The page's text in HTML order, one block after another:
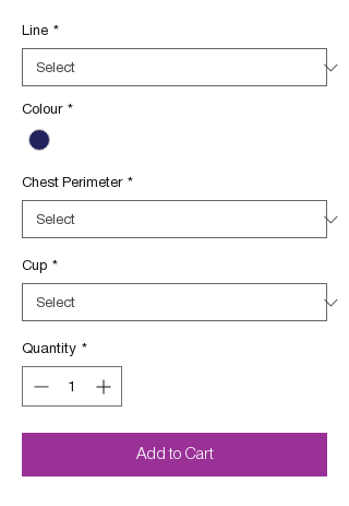
Line *
Colour *
Chest Perimeter *
Cup *
Quantity *
Add to Cart